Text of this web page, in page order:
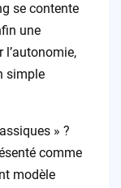
se contente
une
simple
» ?
comme
modèle